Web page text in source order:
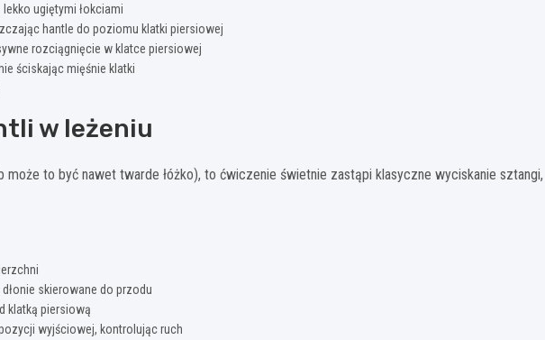
ugiętymi łokciami
hantle do poziomu klatki piersiowej
rozciągnięcie w klatce piersiowej
ściskając mięśnie klatki
w leżeniu
może to być nawet twarde łóżko), to ćwiczenie świetnie zastąpi klasyczne wyciskanie sztangi,
skierowane do przodu
klatką piersiową
wyjściowej, kontrolując ruch